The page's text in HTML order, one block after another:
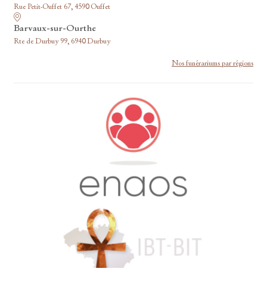
Rue Petit-Ouffet 67, 4590 Ouffet
Barvaux-sur-Ourthe
Rte de Durbuy 99, 6940 Durbuy
Nos funérariums par régions